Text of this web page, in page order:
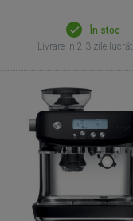
În stoc
Livrare in 2-3 zile